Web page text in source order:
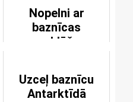
Nopelni ar
baznīcas
apmeklēšanu
Uzceļ baznīcu
Antarktīdā